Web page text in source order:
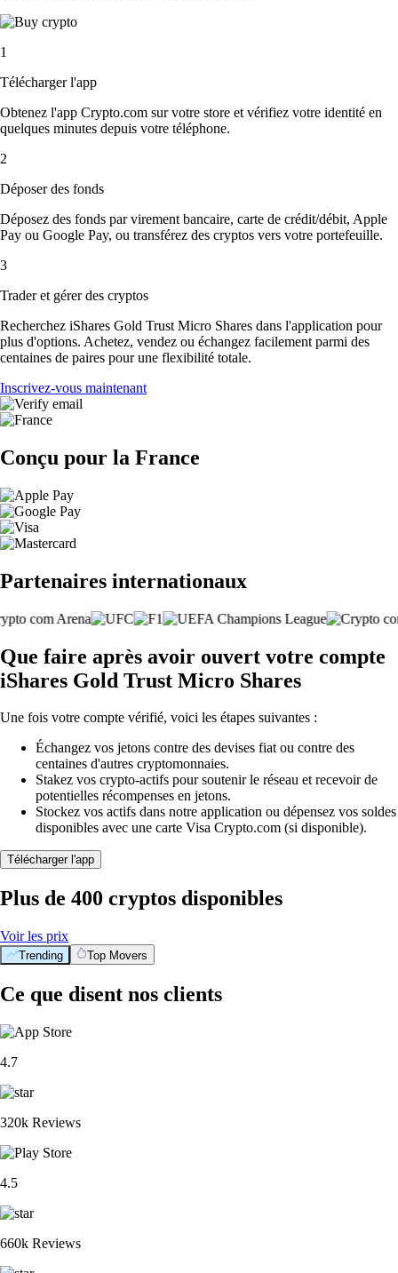
1
Télécharger l'app
Obtenez l'app Crypto.com sur votre store et vérifiez votre identité en
quelques minutes depuis votre téléphone.
2
Déposer des fonds
Déposez des fonds par virement bancaire, carte de crédit/débit, Apple
Pay ou Google Pay, ou transférez des cryptos vers votre portefeuille.
3
Trader et gérer des cryptos
Recherchez iShares Gold Trust Micro Shares dans l'application pour
plus d'options. Achetez, vendez ou échangez facilement parmi des
centaines de paires pour une flexibilité totale.
Inscrivez-vous maintenant
Conçu pour la France
Partenaires internationaux
Que faire après avoir ouvert votre compte
iShares Gold Trust Micro Shares
Une fois votre compte vérifié, voici les étapes suivantes :
Échangez vos jetons contre des devises fiat ou contre des
centaines d'autres cryptomonnaies.
Stakez vos crypto-actifs pour soutenir le réseau et recevoir de
potentielles récompenses en jetons.
Stockez vos actifs dans notre application ou dépensez vos soldes
disponibles avec une carte Visa Crypto.com (si disponible).
Télécharger l'app
Plus de 400 cryptos disponibles
Voir les prix
Trending Top Movers
Ce que disent nos clients
4.7
320k Reviews
4.5
660k Reviews